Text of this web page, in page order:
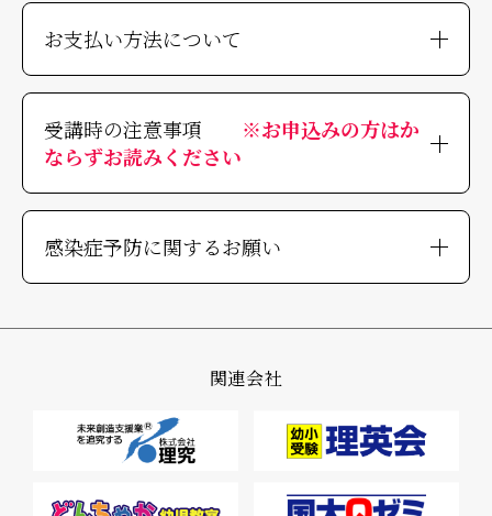
お支払い方法について
受講時の注意事項 ※お申込みの方はか
ならずお読みください
感染症予防に関するお願い
関連会社